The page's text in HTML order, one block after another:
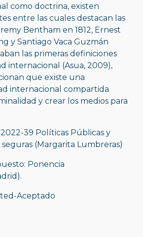
como doctrina, existen
entre las cuales destacan las
Bentham en 1812, Ernest
y Santiago Vaca Guzmán
las primeras definiciones
internacional (Asua, 2009),
que existe una
internacional compartida
y crear los medios para
39 Políticas Públicas y
(Margarita Lumbreras)
Ponencia
Aceptado